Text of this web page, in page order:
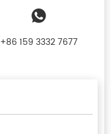
+86 159 3332 7677